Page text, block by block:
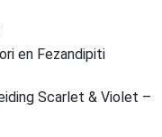
en Fezandipiti
Scarlet & Violet –